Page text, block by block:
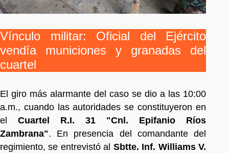
Vínculo militar: Oficial del Ejército
vendía municiones y granadas del
cuartel
El giro más alarmante del caso se dio a las 10:00
a.m., cuando las autoridades se constituyeron en
el Cuartel R.I. 31 "Cnl. Epifanio Ríos
Zambrana". En presencia del comandante del
regimiento, se entrevistó al Sbtte. Inf. Williams V.